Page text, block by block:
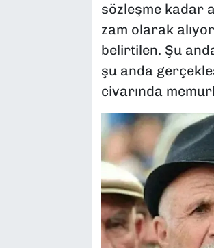
sözleşme kadar
zam olarak
belirtilen. Şu
şu anda
civarında